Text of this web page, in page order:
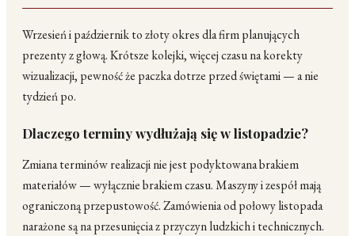
Wrzesień i październik to złoty okres dla firm planujących
prezenty z głową. Krótsze kolejki, więcej czasu na korekty
wizualizacji, pewność że paczka dotrze przed świętami — a nie
tydzień po.
Dlaczego terminy wydłużają się w listopadzie?
Zmiana terminów realizacji nie jest podyktowana brakiem
materiałów — wyłącznie brakiem czasu. Maszyny i zespół mają
ograniczoną przepustowość. Zamówienia od połowy listopada
narażone są na przesunięcia z przyczyn ludzkich i technicznych.